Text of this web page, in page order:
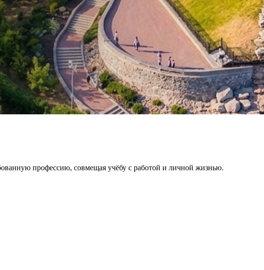
профессию, совмещая учёбу с работой и личной жизнью.